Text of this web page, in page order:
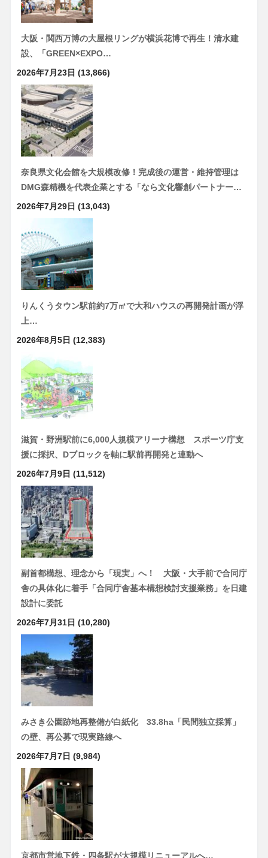
大阪・関西万博の大屋根リングが横浜花博で再生！清水建
設、「GREEN×EXPO…
2026年7月23日 (13,866)
奈良県文化会館を大規模改修！完成後の運営・維持管理は
DMG森精機を代表企業とする「なら文化響創パートナー…
2026年7月29日 (13,043)
りんくうタウン駅前約7万㎡で大和ハウスの再開発計画が浮
上…
2026年8月5日 (12,383)
滋賀・野洲駅前に6,000人規模アリーナ構想 スポーツ庁支
援に採択、Dブロックを軸に駅前再開発と連動へ
2026年7月9日 (11,512)
副首都構想、理念から「現実」へ！ 大阪・大手前で合同庁
舎の具体化に着手「合同庁舎基本構想検討支援業務」を日建
設計に委託
2026年7月31日 (10,280)
みさき公園跡地再整備が白紙化 33.8ha「民間独立採算」
の壁、再公募で現実路線へ
2026年7月7日 (9,984)
京都市営地下鉄・四条駅が大規模リニューアルへ…